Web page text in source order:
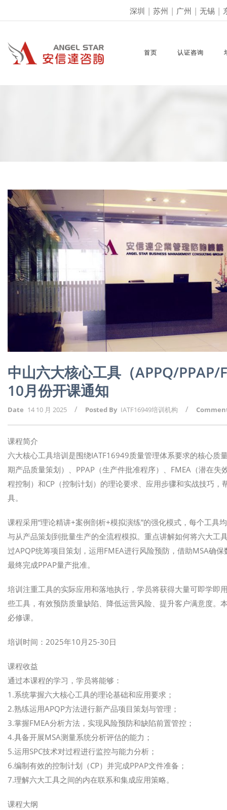
深圳 | 苏州 | 广州 | 无锡 |
首页 认证咨询
中山六大核心工具（APPQ/
10月份开课通知
Date 14 10 月 2025 / Posted By IATF16949培训机构 /
课程简介
六大核心工具培训是围绕IATF16949质量管理体系要求的核心质
期产品质量策划）、PPAP（生产件批准程序）、FMEA（潜在
程控制）和CP（控制计划）的理论要求、应用步骤和实战技巧
具。
课程采用“理论精讲+案例剖析+模拟演练”的强化模式，每个工
与从产品策划到批量生产的全流程模拟。重点讲解如何将六大
过APQP统筹项目策划，运用FMEA进行风险预防，借助MSA确
最终完成PPAP量产批准。
培训注重工具的实际应用和落地执行，学员将获得大量可即学
些工具，有效预防质量缺陷、降低运营风险、提升客户满意度
必修课。
培训时间：2025年10月25-30日
课程收益
通过本课程的学习，学员将能够：
1.系统掌握六大核心工具的理论基础和应用要求；
2.熟练运用APQP方法进行新产品项目策划与管理；
3.掌握FMEA分析方法，实现风险预防和缺陷前置管控；
4.具备开展MSA测量系统分析评估的能力；
5.运用SPC技术对过程进行监控与能力分析；
6.编制有效的控制计划（CP）并完成PPAP文件准备；
7.理解六大工具之间的内在联系和集成应用策略。
课程大纲